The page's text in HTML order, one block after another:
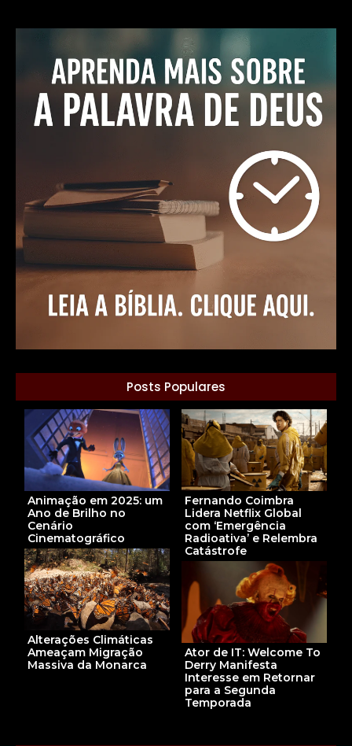
Posts Populares
Animação em 2025: um
Ano de Brilho no
Cenário
Cinematográfico
Fernando Coimbra
Lidera Netflix Global
com ‘Emergência
Radioativa’ e Relembra
Catástrofe
Alterações Climáticas
Ameaçam Migração
Massiva da Monarca
Ator de IT: Welcome To
Derry Manifesta
Interesse em Retornar
para a Segunda
Temporada